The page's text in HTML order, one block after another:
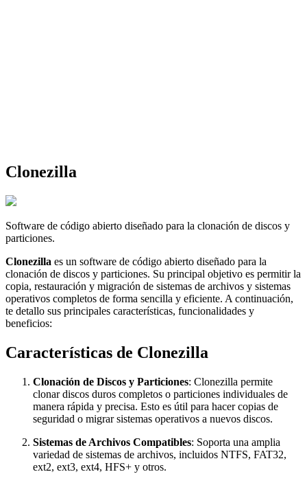
Clonezilla
Software de código abierto diseñado para la clonación de discos y
particiones.
Clonezilla es un software de código abierto diseñado para la
clonación de discos y particiones. Su principal objetivo es permitir la
copia, restauración y migración de sistemas de archivos y sistemas
operativos completos de forma sencilla y eficiente. A continuación,
te detallo sus principales características, funcionalidades y
beneficios:
Características de Clonezilla
Clonación de Discos y Particiones: Clonezilla permite
clonar discos duros completos o particiones individuales de
manera rápida y precisa. Esto es útil para hacer copias de
seguridad o migrar sistemas operativos a nuevos discos.
Sistemas de Archivos Compatibles: Soporta una amplia
variedad de sistemas de archivos, incluidos NTFS, FAT32,
ext2, ext3, ext4, HFS+ y otros.